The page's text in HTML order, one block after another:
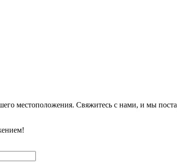
местоположения. Свяжитесь с нами, и мы